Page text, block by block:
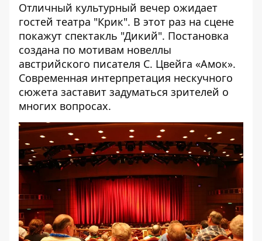
Отличный культурный вечер ожидает
гостей театра "Крик". В этот раз на сцене
покажут спектакль "Дикий". Постановка
создана по мотивам новеллы
австрийского писателя С. Цвейга «Амок».
Современная интерпретация нескучного
сюжета заставит задуматься зрителей о
многих вопросах.